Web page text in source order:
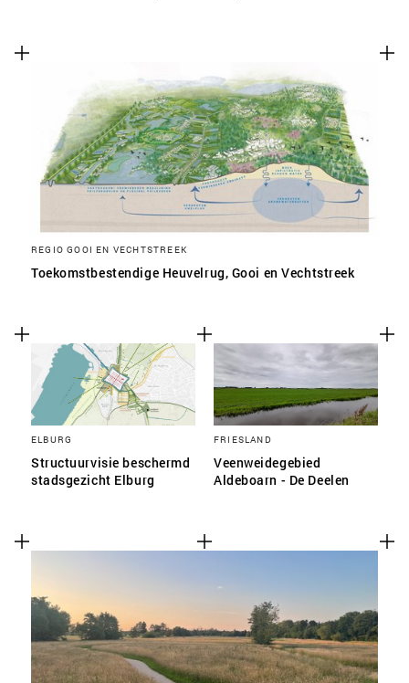
REGIO GOOI EN VECHTSTREEK
Toekomstbestendige Heuvelrug, Gooi en Vechtstreek
ELBURG
Structuurvisie beschermd
stadsgezicht Elburg
FRIESLAND
Veenweidegebied
Aldeboarn - De Deelen